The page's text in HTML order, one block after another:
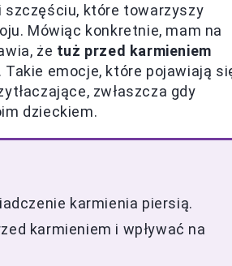
szczęściu, które towarzyszy
Mówiąc konkretnie, mam na
że tuż przed karmieniem
. Takie emocje, które pojawiają
zwłaszcza gdy
dzieckiem.
karmienia piersią.
karmieniem i wpływać na